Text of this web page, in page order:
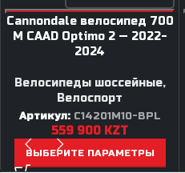
Cannondale велосипед 700
M CAAD Optimo 2 — 2022-
2024
Велосипеды шоссейные,
Велоспорт
Артикул: C14201M10-BPL
559 900 KZT
ВЫБЕРИТЕ ПАРАМЕТРЫ